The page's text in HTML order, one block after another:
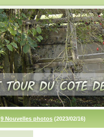
9 Nouvelles photos (2023/02/16)